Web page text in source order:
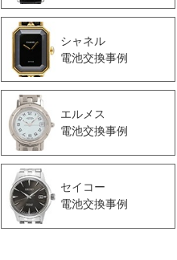
シャネル
電池交換事例
エルメス
電池交換事例
セイコー
電池交換事例